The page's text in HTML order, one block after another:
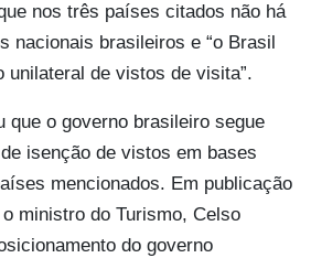
nos três países citados não há
nacionais brasileiros e “o Brasil
unilateral de vistos de visita”.
que o governo brasileiro segue
isenção de vistos em bases
mencionados. Em publicação
ministro do Turismo, Celso
do governo